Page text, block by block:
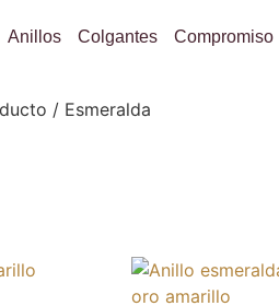
Anillos Colgantes Compromiso
/ Esmeralda